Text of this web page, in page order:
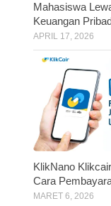
Mahasiswa
Keuangan
APRIL 17, 2026
KlikNano
Cara
MARET 6, 2026